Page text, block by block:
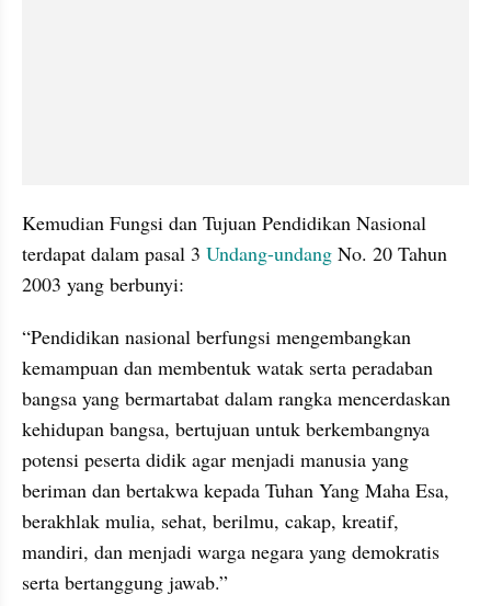
Kemudian Fungsi dan Tujuan Pendidikan Nasional
terdapat dalam pasal 3 Undang-undang No. 20 Tahun
2003 yang berbunyi:
“Pendidikan nasional berfungsi mengembangkan
kemampuan dan membentuk watak serta peradaban
bangsa yang bermartabat dalam rangka mencerdaskan
kehidupan bangsa, bertujuan untuk berkembangnya
potensi peserta didik agar menjadi manusia yang
beriman dan bertakwa kepada Tuhan Yang Maha Esa,
berakhlak mulia, sehat, berilmu, cakap, kreatif,
mandiri, dan menjadi warga negara yang demokratis
serta bertanggung jawab.”